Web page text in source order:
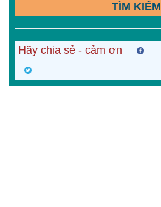
TÌM KIẾM
Hãy chia sẻ - cảm ơn